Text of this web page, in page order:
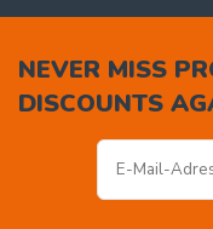
NEVER MISS
DISCOUNTS